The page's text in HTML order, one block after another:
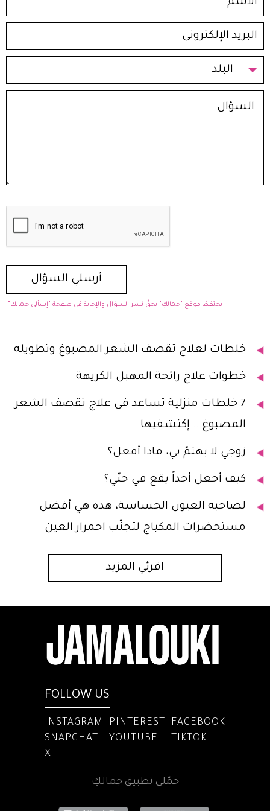
البلد
يحتفظ موقع "جمالكِ" بحقّ نشر السؤال والإجابة في صفحة "إسألي جمالكِ".
خلطات لعلاج تقصف الشعر المصبوغ وتطويله
خطوات علاج رائحة المهبل الكريهة
7 خلطات منزلية تساعد في علاج تقصف الشعر
المصبوغ... إكتشفيها
زوجي لا يهتمّ بي، ماذا أفعل؟
كيف أجعل أحداً يقع في حبّي؟
لصاحبة العيون الحساسة، هذه هي أفضل
مستحضرات المكياج لتجنّب احمرار العين
اقرئي المزيد
FOLLOW US
INSTAGRAM PINTEREST
FACEBOOK
SNAPCHAT
YOUTUBE
TIKTOK
X
حمّلي تطبيق جمالكِ